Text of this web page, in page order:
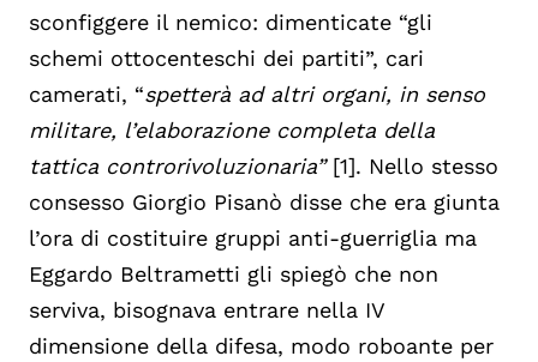
sconfiggere il nemico: dimenticate “gli
schemi ottocenteschi dei partiti”, cari
camerati, “spetterà ad altri organi, in senso
militare, l’elaborazione completa della
tattica controrivoluzionaria” [1]. Nello stesso
consesso Giorgio Pisanò disse che era giunta
l’ora di costituire gruppi anti-guerriglia ma
Eggardo Beltrametti gli spiegò che non
serviva, bisognava entrare nella IV
dimensione della difesa, modo roboante per